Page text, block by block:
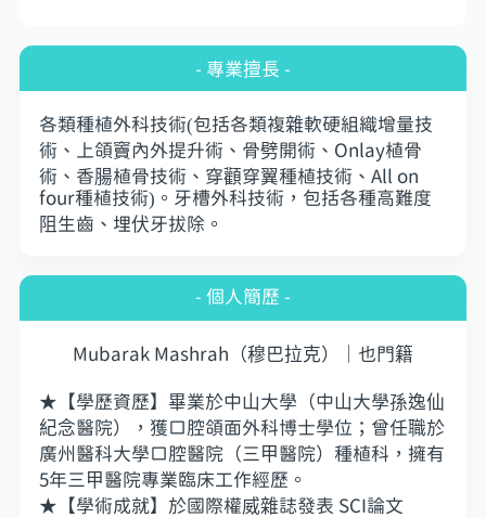
- 專業擅長 -
各類種植外科技術(包括各類複雜軟硬組織增量技
術、上頜竇內外提升術、骨劈開術、Onlay植骨
術、香腸植骨技術、穿顴穿翼種植技術、All on
four種植技術)。牙槽外科技術，包括各種高難度
阻生齒、埋伏牙拔除。
- 個人簡歷 -
Mubarak Mashrah（穆巴拉克）｜也門籍
★【學歷資歷】畢業於中山大學（中山大學孫逸仙
紀念醫院），獲口腔頜面外科博士學位；曾任職於
廣州醫科大學口腔醫院（三甲醫院）種植科，擁有
5年三甲醫院專業臨床工作經歷。
★【學術成就】於國際權威雜誌發表 SCI論文